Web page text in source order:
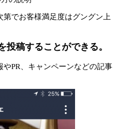
第でお客様満足度はグングン上
投稿することができる。
PR、キャンペーンなどの記事